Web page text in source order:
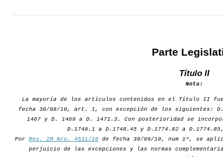
Parte
Título II
Nota:
La mayoría de los artículos contenidos en el Título II
fecha 30/08/10, art. 1, con excepción de los siguientes:
1467 y D. 1469 a D. 1471.3. Con posterioridad se
D.1748.1 a D.1748.45 y D.1774.82 a
Por Res. IM Nro. 4531/10de fecha 30/09/10, num 1º, se
perjuicio de las excepciones y las normas